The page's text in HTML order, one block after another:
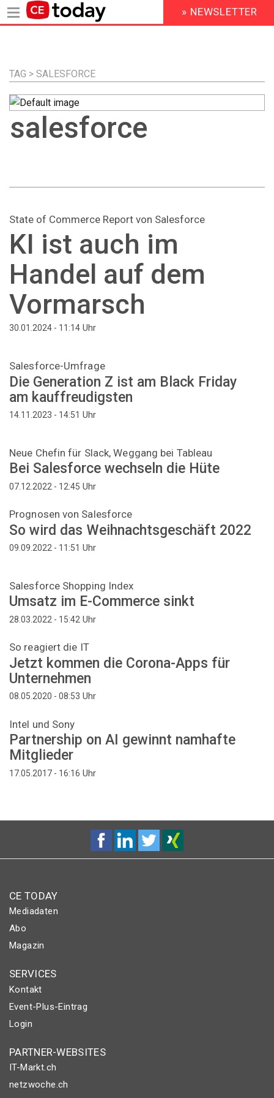
Inhalt
HEADER
MENU
» NEWSLETTER
TAG > SALESFORCE
salesforce
State of Commerce Report von Salesforce
KI ist auch im
Handel auf dem
Vormarsch
30.01.2024 - 11:14 Uhr
Salesforce-Umfrage
Die Generation Z ist am Black Friday
am kauffreudigsten
14.11.2023 - 14:51 Uhr
Neue Chefin für Slack, Weggang bei Tableau
Bei Salesforce wechseln die Hüte
07.12.2022 - 12:45 Uhr
Prognosen von Salesforce
So wird das Weihnachtsgeschäft 2022
09.09.2022 - 11:51 Uhr
Salesforce Shopping Index
Umsatz im E-Commerce sinkt
28.03.2022 - 15:42 Uhr
So reagiert die IT
Jetzt kommen die Corona-Apps für
Unternehmen
08.05.2020 - 08:53 Uhr
Intel und Sony
Partnership on AI gewinnt namhafte
Mitglieder
17.05.2017 - 16:16 Uhr
CE TODAY
Mediadaten
Abo
Magazin
SERVICES
Kontakt
Event-Plus-Eintrag
Login
PARTNER-WEBSITES
IT-Markt.ch
netzwoche.ch